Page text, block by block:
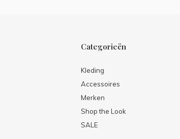
Categorieën
Kleding
Accessoires
Merken
Shop the Look
SALE